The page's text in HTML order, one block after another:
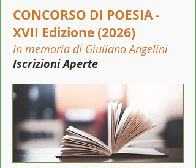
CONCORSO DI POESIA -
XVII Edizione (2026)
In memoria di Giuliano Angelini
Iscrizioni Aperte